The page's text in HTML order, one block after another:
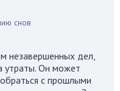
снов
незавершенных дел,
утраты. Он может
с прошлыми